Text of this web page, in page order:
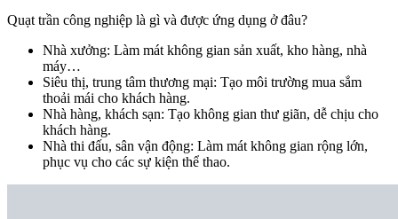
Quạt trần công nghiệp là gì và được ứng dụng ở đâu?
Nhà xưởng: Làm mát không gian sản xuất, kho hàng, nhà
máy…
Siêu thị, trung tâm thương mại: Tạo môi trường mua sắm
thoải mái cho khách hàng.
Nhà hàng, khách sạn: Tạo không gian thư giãn, dễ chịu cho
khách hàng.
Nhà thi đấu, sân vận động: Làm mát không gian rộng lớn,
phục vụ cho các sự kiện thể thao.